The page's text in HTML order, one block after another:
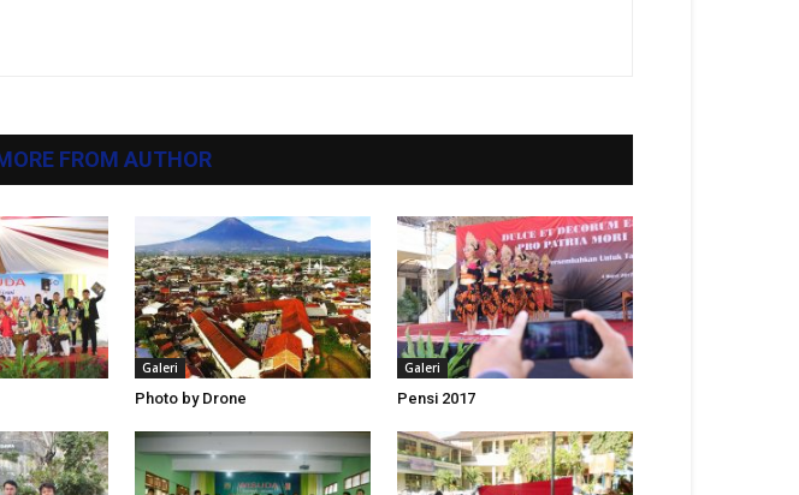
FROM AUTHOR
Galeri
Photo by Drone
Galeri
Pensi 2017